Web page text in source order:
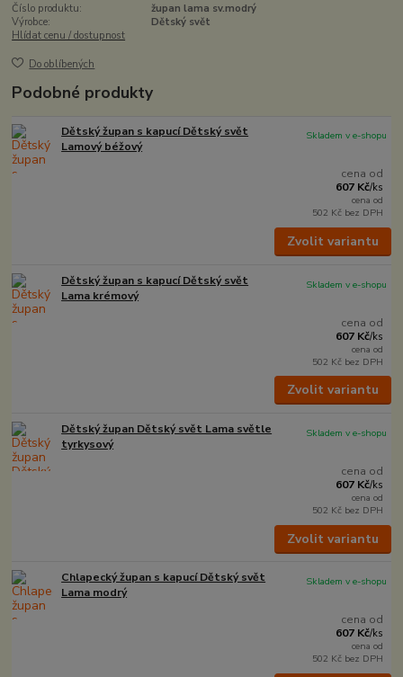
Číslo produktu:
župan lama sv.modrý
Výrobce:
Dětský svět
Hlídat cenu / dostupnost
Do oblíbených
Podobné produkty
Dětský župan s kapucí Dětský svět
Lamový béžový
cena od
607 Kč/ks
cena od
502 Kč bez DPH
Skladem v e-shopu
Zvolit variantu
Dětský župan s kapucí Dětský svět
Lama krémový
cena od
607 Kč/ks
cena od
502 Kč bez DPH
Skladem v e-shopu
Zvolit variantu
Dětský župan Dětský svět Lama světle
tyrkysový
cena od
607 Kč/ks
cena od
502 Kč bez DPH
Skladem v e-shopu
Zvolit variantu
Chlapecký župan s kapucí Dětský svět
Lama modrý
cena od
607 Kč/ks
cena od
502 Kč bez DPH
Skladem v e-shopu